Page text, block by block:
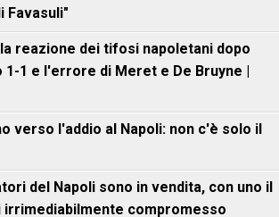
Favasuli"
reazione dei tifosi napoletani dopo
1-1 e l'errore di Meret e De Bruyne |
verso l'addio al Napoli: non c'è solo il
del Napoli sono in vendita, con uno il
compromesso